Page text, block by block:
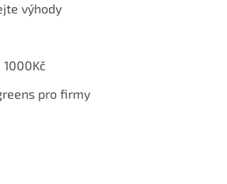
výhody
pro firmy